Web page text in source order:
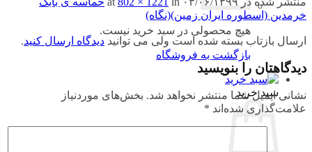
هیچ محصولی در سبد خرید نیست.
بازگشت به فروشگاه
سبد خرید
خرمدین (اسطوره ایران زمین)(نگاه)
ارسال بازتاب بسته شده است ولی می توانید دیدگاه ارسال کنید.
دیدگاهتان را بنویسید
نشانی ایمیل شما منتشر نخواهد شد. بخش‌های موردنیاز
علامت‌گذاری شده‌اند *